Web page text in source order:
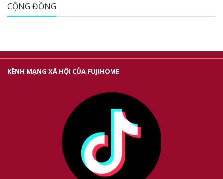
CỘNG ĐỒNG
KÊNH MẠNG XÃ HỘI CỦA FUJIHOME